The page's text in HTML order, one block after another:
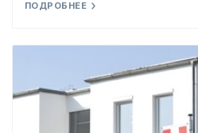
ПОДРОБНЕЕ